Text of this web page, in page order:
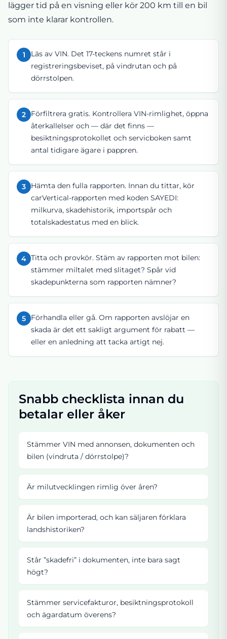
lägger tid på en visning eller kör 200 km till en bil
som inte klarar kontrollen.
1
Läs av VIN. Det 17-teckens numret står i
registreringsbeviset, på vindrutan och på
dörrstolpen.
2
Förfiltrera gratis. Kontrollera VIN-rimlighet, öppna
återkallelser och — där det finns —
besiktningsprotokollet och servicboken samt
antal tidigare ägare i pappren.
3
Hämta den fulla rapporten. Innan du tittar, kör
carVertical-rapporten med koden SAYEDI:
milkurva, skadehistorik, importspår och
totalskadestatus med en blick.
4 Titta och provkör. Stäm av rapporten mot bilen:
stämmer miltalet med slitaget? Spår vid
skadepunkterna som rapporten nämner?
5
Förhandla eller gå. Om rapporten avslöjar en
skada är det ett sakligt argument för rabatt —
eller en anledning att tacka artigt nej.
Snabb checklista innan du
betalar eller åker
Stämmer VIN med annonsen, dokumenten och
bilen (vindruta / dörrstolpe)?
Är milutvecklingen rimlig över åren?
Är bilen importerad, och kan säljaren förklara
landshistoriken?
Står ”skadefri” i dokumenten, inte bara sagt
högt?
Stämmer servicefakturor, besiktningsprotokoll
och ägardatum överens?